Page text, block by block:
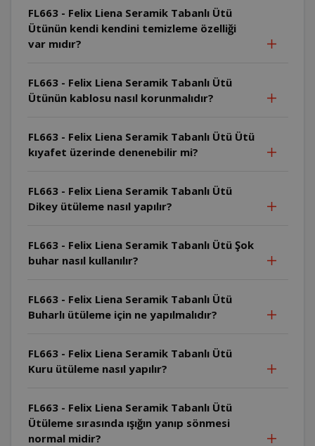
FL663 - Felix Liena Seramik Tabanlı Ütü
Ütünün kendi kendini temizleme özelliği
var mıdır?
FL663 - Felix Liena Seramik Tabanlı Ütü
Ütünün kablosu nasıl korunmalıdır?
FL663 - Felix Liena Seramik Tabanlı Ütü Ütü
kıyafet üzerinde denenebilir mi?
FL663 - Felix Liena Seramik Tabanlı Ütü
Dikey ütüleme nasıl yapılır?
FL663 - Felix Liena Seramik Tabanlı Ütü Şok
buhar nasıl kullanılır?
FL663 - Felix Liena Seramik Tabanlı Ütü
Buharlı ütüleme için ne yapılmalıdır?
FL663 - Felix Liena Seramik Tabanlı Ütü
Kuru ütüleme nasıl yapılır?
FL663 - Felix Liena Seramik Tabanlı Ütü
Ütüleme sırasında ışığın yanıp sönmesi
normal midir?